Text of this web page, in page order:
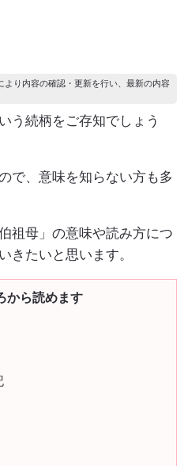
より内容の確認・更新を行い、最新の内容
う続柄をご存知でしょう
で、意味を知らない方も多
祖母」の意味や読み方につ
きたいと思います。
から読めます